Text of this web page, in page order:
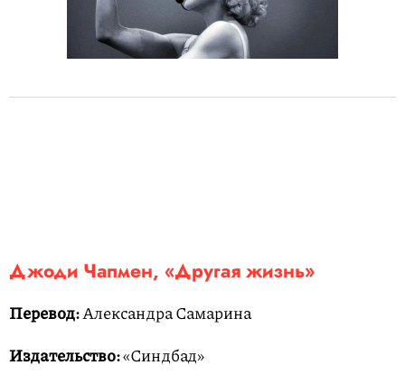
Джоди Чапмен, «Другая жизнь»
Перевод:Александра Самарина
Издательство:«Синдбад»